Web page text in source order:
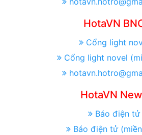
HotaVN
Cổng light
Cổng light novel
HotaVN
Báo điện tử
Báo điện tử